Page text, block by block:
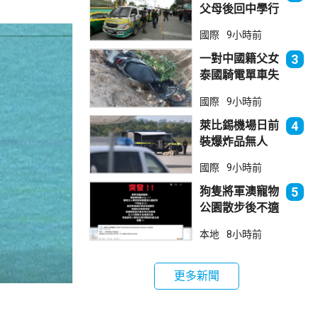
父母後回中學行
死23傷
國際 9小時前
一對中國籍父女
泰國騎電單車失
傷
3
國際 9小時前
萊比錫機場日前
裝爆炸品無人
發現再踢落
4
國際 9小時前
狗隻將軍澳寵物
公園散步後不適
跟進
5
本地 8小時前
更多新聞